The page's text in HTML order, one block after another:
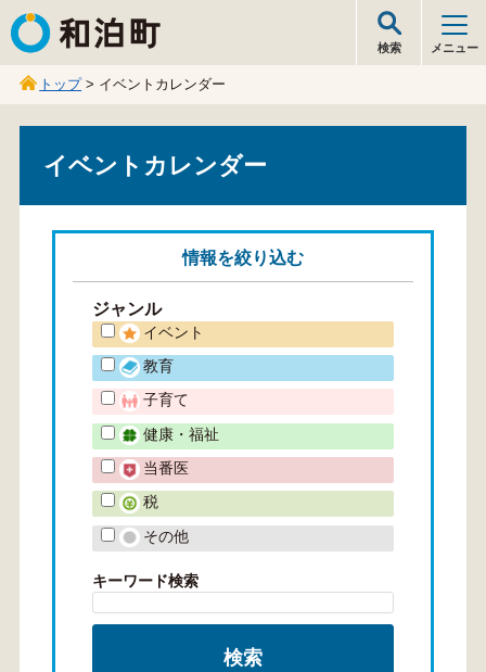
和泊町
検索 メニュー
トップ> イベントカレンダー
イベントカレンダー
情報を絞り込む
ジャンル
イベント
教育
子育て
健康・福祉
当番医
税
その他
キーワード検索